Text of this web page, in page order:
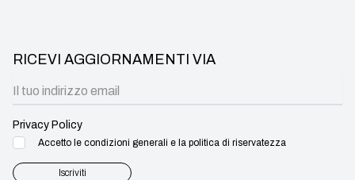
RICEVI AGGIORNAMENTI VIA
Privacy Policy
Accetto le condizioni generali e la politica di riservatezza
Iscriviti